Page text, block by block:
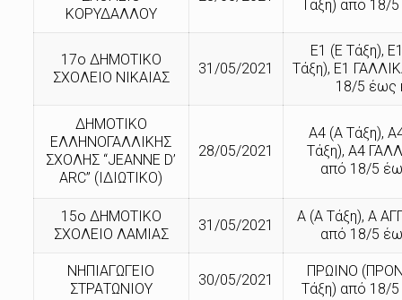
ΚΟΡΥΔΑΛΛΟΥ
Τάξη) από 18/
17ο ΔΗΜΟΤΙΚΟ
ΣΧΟΛΕΙΟ ΝΙΚΑΙΑΣ
31/05/2021
Ε1 (Ε Τάξη),
Τάξη), Ε1
18/5 έως
ΔΗΜΟΤΙΚΟ
ΕΛΛΗΝΟΓΑΛΛΙΚΗΣ
ΣΧΟΛΗΣ “JEANNE D’
ARC” (ΙΔΙΩΤΙΚΟ)
28/05/2021
Α4 (Α Τάξη),
Τάξη), Α4
από 18/5
15ο ΔΗΜΟΤΙΚΟ
ΣΧΟΛΕΙΟ ΛΑΜΙΑΣ
31/05/2021
Α (Α Τάξη), Α
από 18/5
ΝΗΠΙΑΓΩΓΕΙΟ
ΣΤΡΑΤΩΝΙΟΥ
30/05/2021
ΠΡΩΙΝΟ
Τάξη) από 18/